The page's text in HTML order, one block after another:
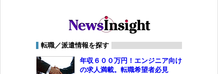
転職／派遣情報を探す
年収６００万円！エンジニア向け
の求人満載。転職希望者必見